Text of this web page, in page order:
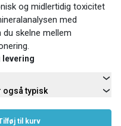
og midlertidig toxicitet
med
du skelne mellem
levering
også typisk
til kurv